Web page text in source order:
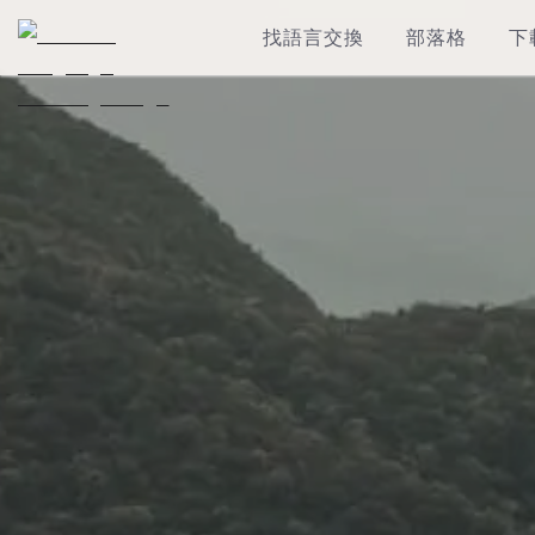
找語言交換 部落格 下